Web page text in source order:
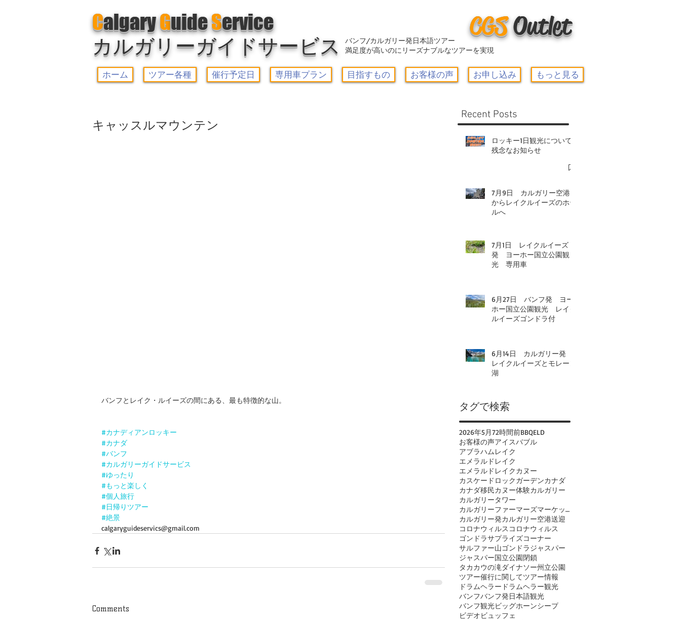
CalgaryGuideService
カルガリーガイドサービス
CGSOutlet
バンフ/カルガリー発日本語ツアー
満足度が高いのにリーズナブルなツアーを実現
ホーム ツアー各種 催行予定日 専用車プラン 目指すもの お客様の声 お申し込み もっと見る
キャッスルマウンテン
バンフとレイク・ルイーズの間にある、最も特徴的な山。
#カナディアンロッキー
#カナダ
#バンフ
#カルガリーガイドサービス
#ゆったり
#もっと楽しく
#個人旅行
#日帰りツアー
#絶景
calgaryguideservics@gmail.com
Comments
Recent Posts
ロッキー1日観光について-
残念なお知らせ
7月9日 カルガリー空港
からレイクルイーズのホテ
ルへ
7月1日 レイクルイーズ
発 ヨーホー国立公園観
光 専用車
6月27日 バンフ発 ヨー
ホー国立公園観光 レイク
ルイーズゴンドラ付
6月14日 カルガリー発
レイクルイーズとモレーン
湖
タグで検索
2026年5月72時間前BBQELD
お客様の声アイスバブル
アブラハムレイク
エメラルドレイク
エメラルドレイクカヌー
カスケードロックガーデンカナダ
カナダ移民カヌー体験カルガリー
カルガリータワー
カルガリーファーマーズマーケット
カルガリー発カルガリー空港送迎
コロナウィルス コロナウィルス
ゴンドラサプライズコーナー
サルファー山ゴンドラジャスパー
ジャスパー国立公園閉鎖
タカカウの滝ダイナソー州立公園
ツアー催行に関してツアー情報
ドラムヘラー ドラムヘラー観光
バンフバンフ発日本語観光
バンフ観光ビッグホーンシープ
ビデオビュッフェ